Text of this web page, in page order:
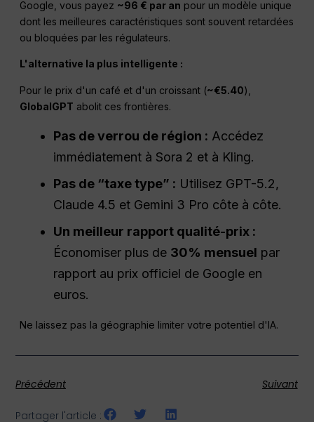
Google, vous payez ~96 € par an pour un modèle unique
dont les meilleures caractéristiques sont souvent retardées
ou bloquées par les régulateurs.
L'alternative la plus intelligente :
Pour le prix d'un café et d'un croissant (~€5.40),
GlobalGPT abolit ces frontières.
Pas de verrou de région : Accédez
immédiatement à Sora 2 et à Kling.
Pas de “taxe type” : Utilisez GPT-5.2,
Claude 4.5 et Gemini 3 Pro côte à côte.
Un meilleur rapport qualité-prix :
Économiser plus de 30% mensuel par
rapport au prix officiel de Google en
euros.
Ne laissez pas la géographie limiter votre potentiel d'IA.
Précédent Suivant
Partager l'article :